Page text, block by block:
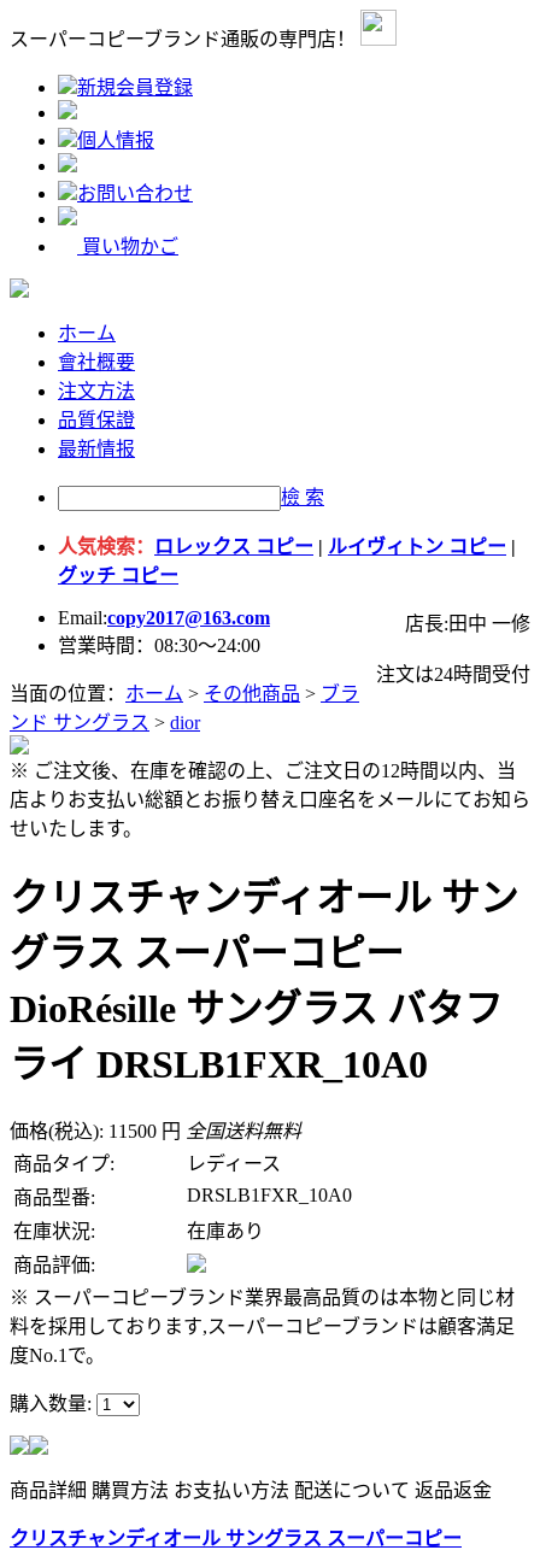
スーパーコピーブランド通販の専門店！
新規会員登録
個人情报
お問い合わせ
買い物かご
ホーム
會社概要
注文方法
品質保證
最新情报
檢 索
人気検索： ロレックス コピー | ルイヴィトン コピー |
グッチ コピー
Email:copy2017@163.com
店長:田中 一修
営業時間：08:30～24:00
注文は24時間受付
当面の位置： ホーム > その他商品 > ブラ
ンド サングラス > dior
※ ご注文後、在庫を確認の上、ご注文日の12時間以内、当
店よりお支払い総額とお振り替え口座名をメールにてお知ら
せいたします。
クリスチャンディオール サン
グラス スーパーコピー
DioRésille サングラス バタフ
ライ DRSLB1FXR_10A0
価格(税込): 11500 円 全国送料無料
商品タイプ:
レディース
商品型番:
DRSLB1FXR_10A0
在庫状況:
在庫あり
商品評価:
※ スーパーコピーブランド業界最高品質のは本物と同じ材
料を採用しております,スーパーコピーブランドは顧客満足
度No.1で。
購入数量:
商品詳細 購買方法 お支払い方法 配送について 返品返金
クリスチャンディオール サングラス スーパーコピー